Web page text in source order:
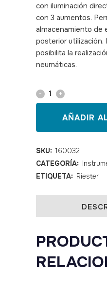
con iluminación
con 3 aumentos.
almacenamiento de
posterior
posibilita la
neumáticas.
Cabezal
otoscopio
Riester
Ri-
Scope
AÑADIR
SKU: 160032
CATEGORÍA:
ETIQUETA: Riester